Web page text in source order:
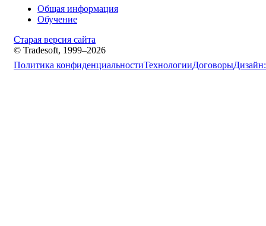
Общая информация
Обучение
Старая версия сайта
© Tradesoft, 1999–2026
Политика конфиденциальностиТехнологииДоговорыДизайн: